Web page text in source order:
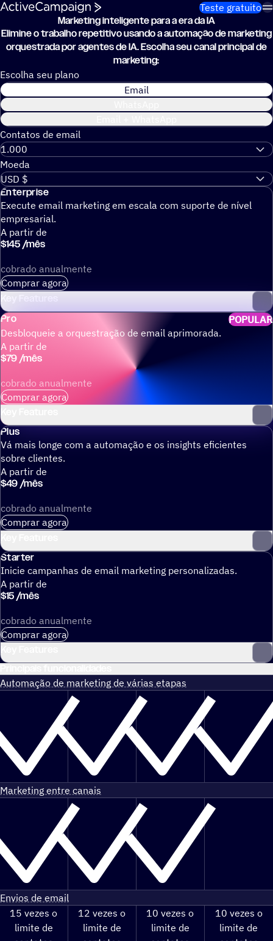
Pular para o conteúdo Teste gratuito
Marketing inteligente para a era da IA
Elimine o trabalho repetitivo usando a automação de marketing
orquestrada por agentes de IA. Escolha seu canal principal de
marketing:
Escolha seu plano
Email
Contatos de email
Moeda
Enterprise
Execute email marketing em escala com suporte de nível
empresarial.
A partir de
$145/mês
cobrado anualmente
Comprar agora
Key Features
Pro
POPULAR
Desbloqueie a orquestração de email aprimorada.
A partir de
$79/mês
cobrado anualmente
Comprar agora
Plus
Vá mais longe com a automação e os insights eficientes
sobre clientes.
A partir de
$49/mês
cobrado anualmente
Comprar agora
Starter
Inicie campanhas de email marketing personalizadas.
A partir de
$15/mês
cobrado anualmente
Comprar agora
Automação de marketing de várias etapas
Marketing entre canais
Envios de email
15 vezes o
limite de
12 vezes o
limite de
10 vezes o
limite de
10 vezes o
limite de